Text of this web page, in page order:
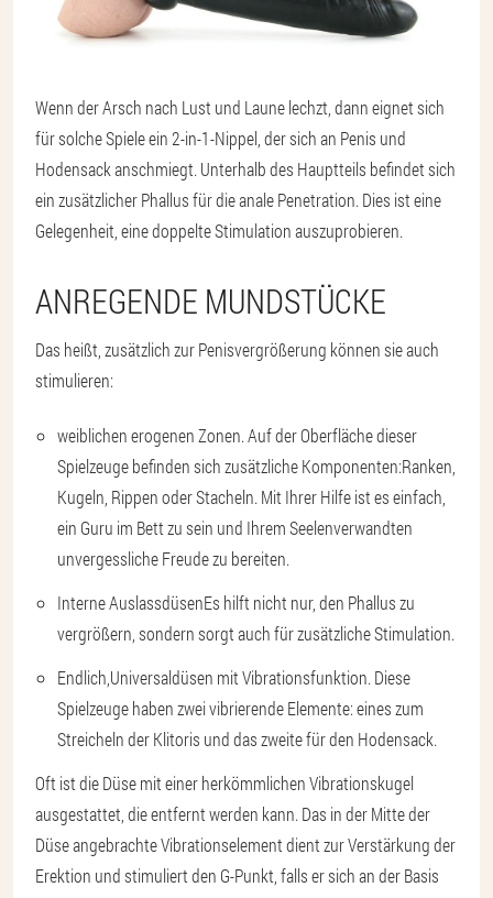
Wenn der Arsch nach Lust und Laune lechzt, dann eignet sich
für solche Spiele ein 2-in-1-Nippel, der sich an Penis und
Hodensack anschmiegt. Unterhalb des Hauptteils befindet sich
ein zusätzlicher Phallus für die anale Penetration. Dies ist eine
Gelegenheit, eine doppelte Stimulation auszuprobieren.
ANREGENDE MUNDSTÜCKE
Das heißt, zusätzlich zur Penisvergrößerung können sie auch
stimulieren:
weiblichen erogenen Zonen. Auf der Oberfläche dieser
Spielzeuge befinden sich zusätzliche Komponenten:Ranken,
Kugeln, Rippen oder Stacheln. Mit Ihrer Hilfe ist es einfach,
ein Guru im Bett zu sein und Ihrem Seelenverwandten
unvergessliche Freude zu bereiten.
Interne AuslassdüsenEs hilft nicht nur, den Phallus zu
vergrößern, sondern sorgt auch für zusätzliche Stimulation.
Endlich, Universaldüsen mit Vibrationsfunktion. Diese
Spielzeuge haben zwei vibrierende Elemente: eines zum
Streicheln der Klitoris und das zweite für den Hodensack.
Oft ist die Düse mit einer herkömmlichen Vibrationskugel
ausgestattet, die entfernt werden kann. Das in der Mitte der
Düse angebrachte Vibrationselement dient zur Verstärkung der
Erektion und stimuliert den G-Punkt, falls er sich an der Basis